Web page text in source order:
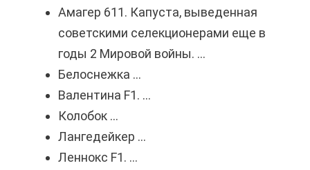
Амагер 611. Капуста, выведенная
советскими селекционерами еще в
годы 2 Мировой войны. ...
Белоснежка ...
Валентина F1. ...
Колобок ...
Лангедейкер ...
Леннокс F1. ...